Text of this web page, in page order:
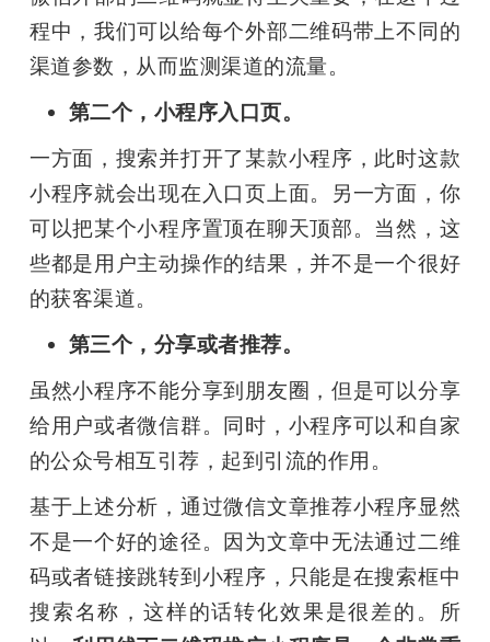
程中，我们可以给每个外部二维码带上不同的
渠道参数，从而监测渠道的流量。
第二个，小程序入口页。
一方面，搜索并打开了某款小程序，此时这款
小程序就会出现在入口页上面。另一方面，你
可以把某个小程序置顶在聊天顶部。当然，这
些都是用户主动操作的结果，并不是一个很好
的获客渠道。
第三个，分享或者推荐。
虽然小程序不能分享到朋友圈，但是可以分享
给用户或者微信群。同时，小程序可以和自家
的公众号相互引荐，起到引流的作用。
基于上述分析，通过微信文章推荐小程序显然
不是一个好的途径。因为文章中无法通过二维
码或者链接跳转到小程序，只能是在搜索框中
搜索名称，这样的话转化效果是很差的。所